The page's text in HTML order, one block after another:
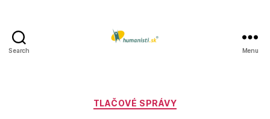
Search Menu
Kategórie
TLAČOVÉ SPRÁVY